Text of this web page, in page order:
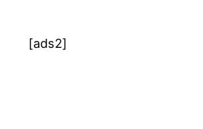
[ads2]